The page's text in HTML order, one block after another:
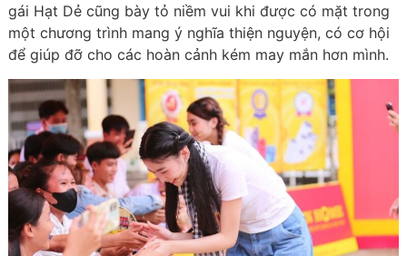
gái Hạt Dẻ cũng bày tỏ niềm vui khi được có mặt trong
một chương trình mang ý nghĩa thiện nguyện, có cơ hội
để giúp đỡ cho các hoàn cảnh kém may mắn hơn mình.